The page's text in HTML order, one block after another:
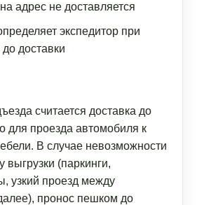
адрес не доставляется
экспедитор при
доставки
считается доставка до
для проезда автомобиля к
В случае невозможности
выгрузки (паркинги,
узкий проезд между
пронос пешком до